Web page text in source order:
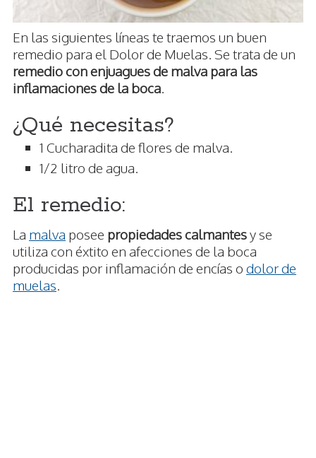
En las siguientes líneas te traemos un buen
remedio para el Dolor de Muelas. Se trata de un
remedio con enjuagues de malva para las
inflamaciones de la boca.
¿Qué necesitas?
1 Cucharadita de flores de malva.
1/2 litro de agua.
El remedio:
La malva posee propiedades calmantesy se
utiliza con éxtito en afecciones de la boca
producidas por inflamación de encías o dolor de
muelas.